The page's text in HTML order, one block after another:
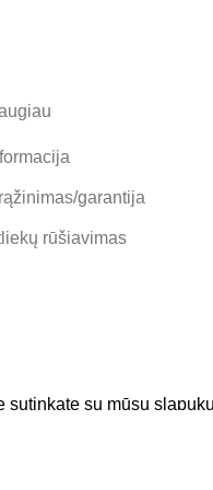
garantija
rūšiavimas
su mūsų